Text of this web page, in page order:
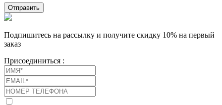
Отправить
Подпишитесь на рассылку и получите скидку 10% на первый
заказ
Присоединиться :